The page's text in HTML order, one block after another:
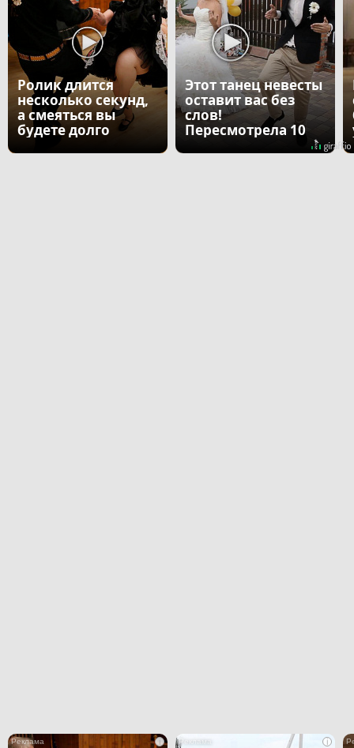
Ролик длится
несколько секунд,
а смеяться вы
будете долго
Этот танец невесты
оставит вас без
слов!
Пересмотрела 10
i i